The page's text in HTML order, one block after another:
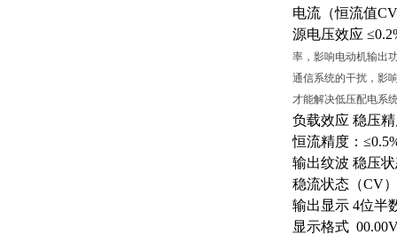
电流（恒流值
源电压效应
率，影响电动机输出
通信系统的干扰，影
才能解决低压配电系
负载效应 稳压
恒流精度：
输出纹波 稳压
稳流状态（CV
输出显示 4位半
显示格式